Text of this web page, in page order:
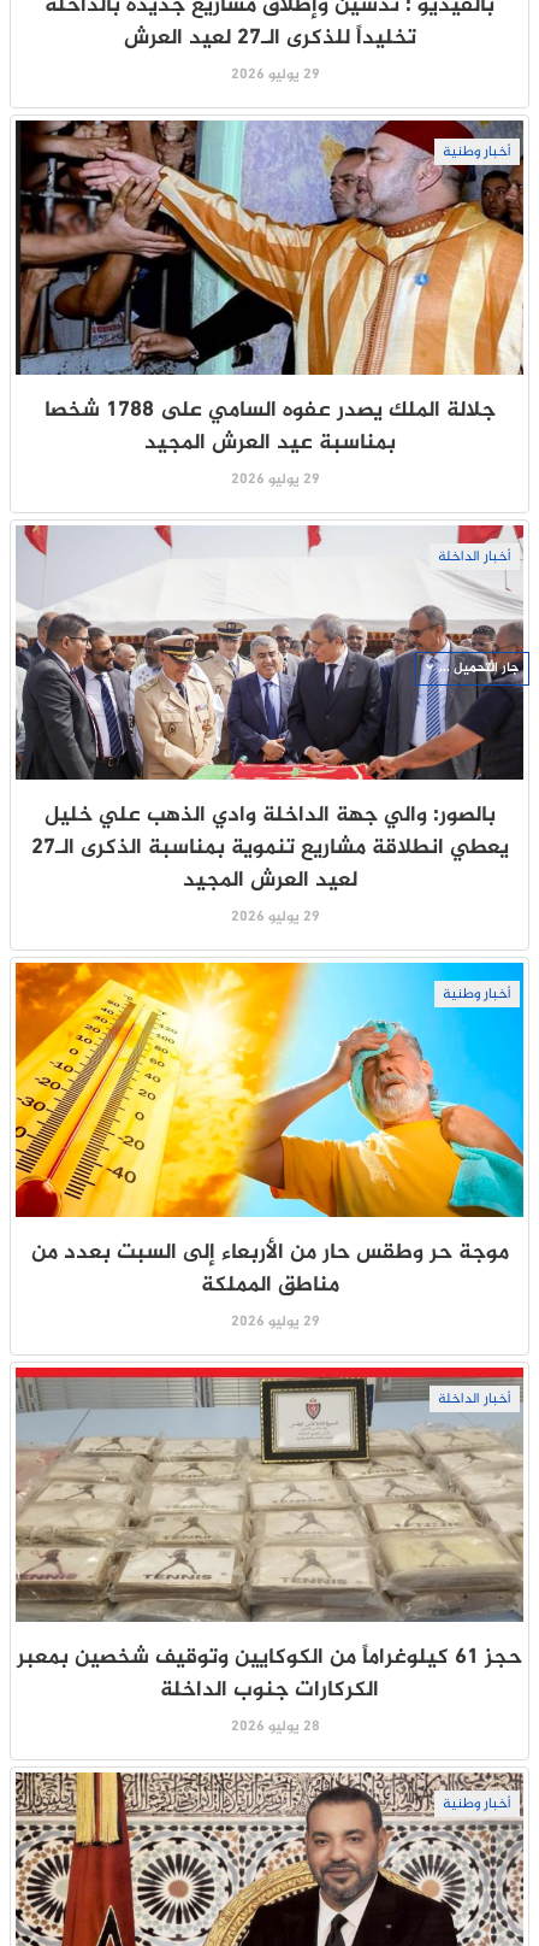
تخليداً للذكرى الـ27 لعيد العرش
29 يوليو 2026
أخبار وطنية
جلالة الملك يصدر عفوه السامي على 1788 شخصا
بمناسبة عيد العرش المجيد
29 يوليو 2026
أخبار الداخلة
بالصور: والي جهة الداخلة وادي الذهب علي خليل
يعطي انطلاقة مشاريع تنموية بمناسبة الذكرى الـ27
لعيد العرش المجيد
29 يوليو 2026
أخبار وطنية
موجة حر وطقس حار من الأربعاء إلى السبت بعدد من
مناطق المملكة
29 يوليو 2026
أخبار الداخلة
حجز 61 كيلوغراماً من الكوكايين وتوقيف شخصين بمعبر
الكركارات جنوب الداخلة
28 يوليو 2026
أخبار وطنية
جار التحميل ...